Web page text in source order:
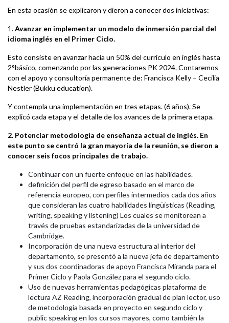
En esta ocasión se explicaron y dieron a conocer dos iniciativas:
1.Avanzar en implementar un modelo de inmersión parcial del
idioma inglés en el Primer Ciclo.
Esto consiste en avanzar hacia un 50% del currículo en inglés hasta
2°básico, comenzando por las generaciones PK 2024. Contaremos
con el apoyo y consultoría permanente de: Francisca Kelly – Cecilia
Nestler (Bukku education).
Y contempla una implementación en tres etapas. (6 años). Se
explicó cada etapa y el detalle de los avances de la primera etapa.
2. Potenciar metodología de enseñanza actual de inglés. En
este punto se centró la gran mayoría de la reunión, se dieron a
conocer seis focos principales de trabajo.
Continuar con un fuerte enfoque en las habilidades.
definición del perfil de egreso basado en el marco de
referencia europeo, con perfiles intermedios cada dos años
que consideran las cuatro habilidades lingüísticas (Reading,
writing, speaking y listening) Los cuales se monitorean a
través de pruebas estandarizadas de la universidad de
Cambridge.
Incorporación de una nueva estructura al interior del
departamento, se presentó a la nueva jefa de departamento
y sus dos coordinadoras de apoyo Francisca Miranda para el
Primer Ciclo y Paola González para el segundo ciclo.
Uso de nuevas herramientas pedagógicas plataforma de
lectura AZ Reading, incorporación gradual de plan lector, uso
de metodología basada en proyecto en segundo ciclo y
public speaking en los cursos mayores, como también la